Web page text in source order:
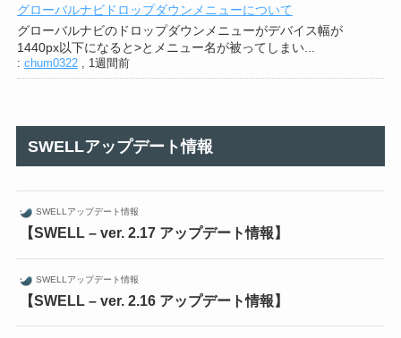
グローバルナビドロップダウンメニューについて
グローバルナビのドロップダウンメニューがデバイス幅が
1440px以下になると>とメニュー名が被ってしまい...
: chum0322, 1週間前
SWELLアップデート情報
SWELLアップデート情報
【SWELL – ver. 2.17 アップデート情報】
SWELLアップデート情報
【SWELL – ver. 2.16 アップデート情報】